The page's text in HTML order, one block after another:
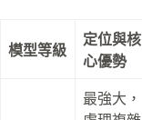
模型等級
定位與核
心優勢
最強大，